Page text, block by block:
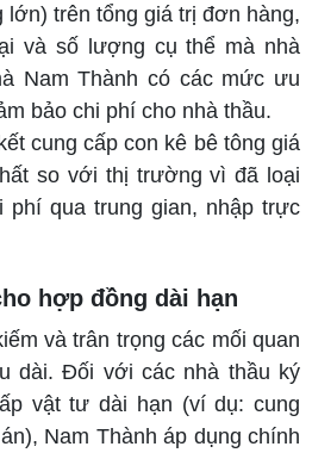
trên tổng giá trị đơn hàng,
và số lượng cụ thể mà nhà
Nam Thành có các mức ưu
bảo chi phí cho nhà thầu.
cung cấp con kê bê tông giá
so với thị trường vì đã loại
phí qua trung gian, nhập trực
hợp đồng dài hạn
và trân trọng các mối quan
dài. Đối với các nhà thầu ký
vật tư dài hạn (ví dụ: cung
Nam Thành áp dụng chính